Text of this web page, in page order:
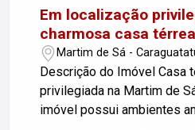
Em localização
charmosa casa
dormitórios e está
regiões mais
Caraguatatuba,
Martim de Sá -
Descrição do Imóvel Casa térrea em localização
privilegiada na Martim de
imóvel possui ambientes